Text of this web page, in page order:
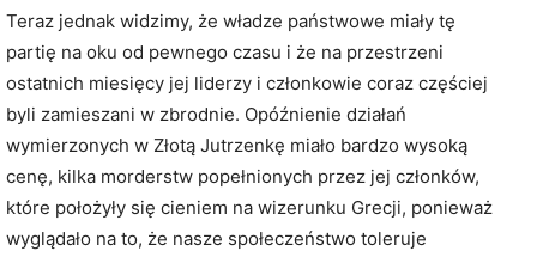
Teraz jednak widzimy, że władze państwowe miały tę
partię na oku od pewnego czasu i że na przestrzeni
ostatnich miesięcy jej liderzy i członkowie coraz częściej
byli zamieszani w zbrodnie. Opóźnienie działań
wymierzonych w Złotą Jutrzenkę miało bardzo wysoką
cenę, kilka morderstw popełnionych przez jej członków,
które położyły się cieniem na wizerunku Grecji, ponieważ
wyglądało na to, że nasze społeczeństwo toleruje